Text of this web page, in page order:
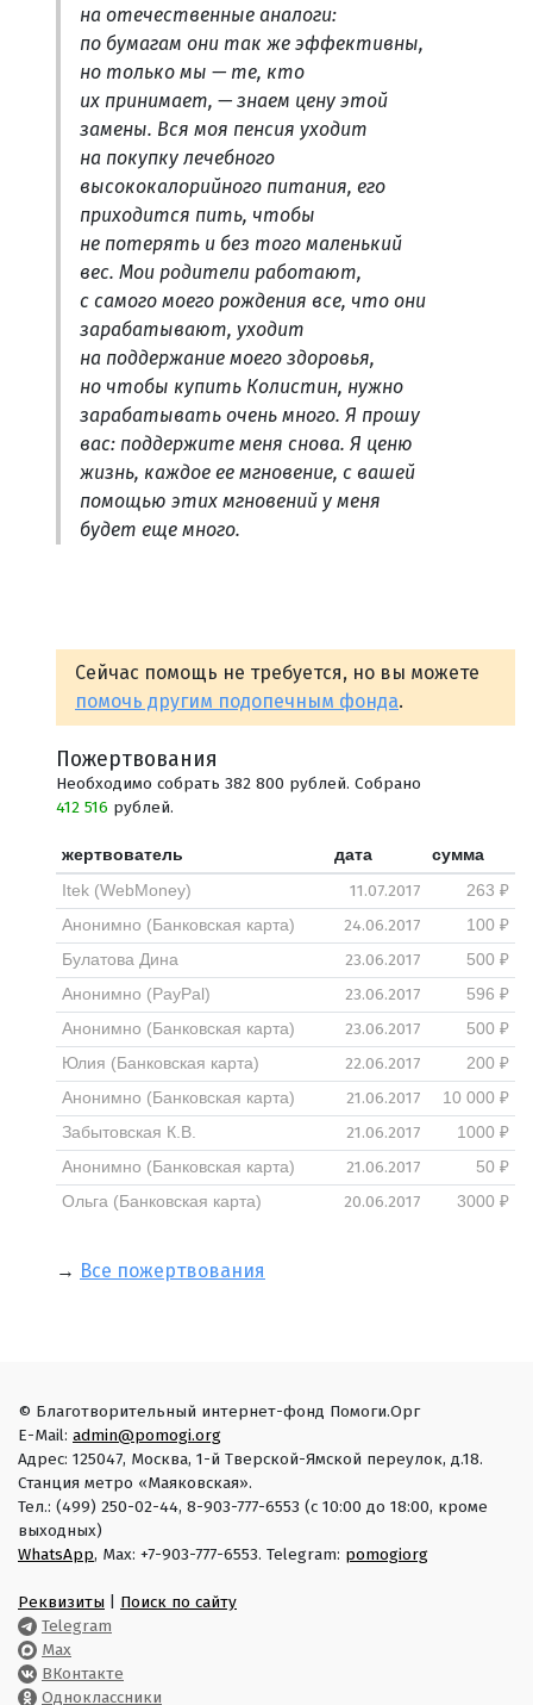
на отечественные аналоги:
по бумагам они так же эффективны,
но только мы — те, кто
их принимает, — знаем цену этой
замены. Вся моя пенсия уходит
на покупку лечебного
высококалорийного питания, его
приходится пить, чтобы
не потерять и без того маленький
вес. Мои родители работают,
с самого моего рождения все, что они
зарабатывают, уходит
на поддержание моего здоровья,
но чтобы купить Колистин, нужно
зарабатывать очень много. Я прошу
вас: поддержите меня снова. Я ценю
жизнь, каждое ее мгновение, с вашей
помощью этих мгновений у меня
будет еще много.
Сейчас помощь не требуется, но вы можете
помочь другим подопечным фонда.
Пожертвования
Необходимо собрать 382 800 рублей. Собрано
412 516 рублей.
жертвователь дата
сумма
Itek (WebMoney)
11.07.2017
263 ₽
Анонимно (Банковская карта)
24.06.2017
100 ₽
Булатова Дина
23.06.2017
500 ₽
Анонимно (PayPal)
23.06.2017
596 ₽
Анонимно (Банковская карта)
23.06.2017
500 ₽
Юлия (Банковская карта)
22.06.2017
200 ₽
Анонимно (Банковская карта)
21.06.2017
10 000 ₽
Забытовская К.В.
21.06.2017
1000 ₽
Анонимно (Банковская карта)
21.06.2017
50 ₽
Ольга (Банковская карта)
20.06.2017 3000 ₽
→ Все пожертвования
© Благотворительный интернет-фонд Помоги.Орг
E-Mail: admin@pomogi.org
Адрес: 125047, Москва, 1-й Тверской-Ямской переулок, д.18.
Станция метро «Маяковская».
Тел.: (499) 250-02-44, 8-903-777-6553 (с 10:00 до 18:00, кроме
выходных)
WhatsApp, Max: +7-903-777-6553. Telegram: pomogiorg
Реквизиты
Поиск по сайту
Telegram
Max
ВКонтакте
Одноклассники